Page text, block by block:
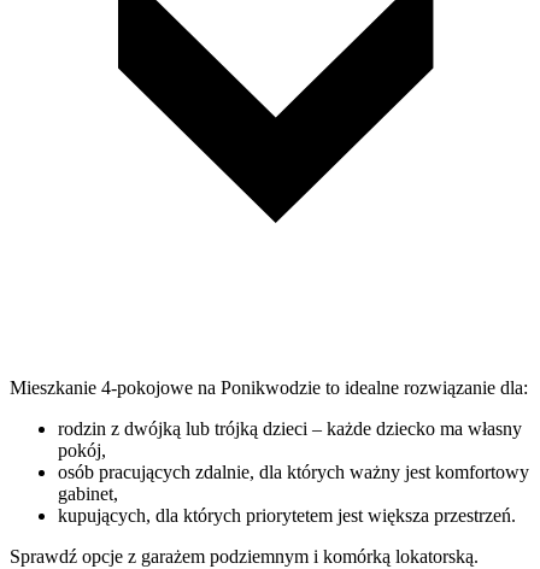
Mieszkanie 4-pokojowe na Ponikwodzie to idealne rozwiązanie dla:
rodzin z dwójką lub trójką dzieci – każde dziecko ma własny
pokój,
osób pracujących zdalnie, dla których ważny jest komfortowy
gabinet,
kupujących, dla których priorytetem jest większa przestrzeń.
Sprawdź opcje z garażem podziemnym i komórką lokatorską.